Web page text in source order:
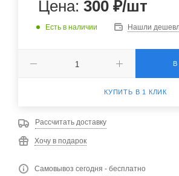
Цена: 300 ₽/шт
Есть в наличии Нашли
КУПИТЬ В 1 КЛИК
Рассчитать доставку
Хочу в подарок
Самовывоз сегодня - бесплатно